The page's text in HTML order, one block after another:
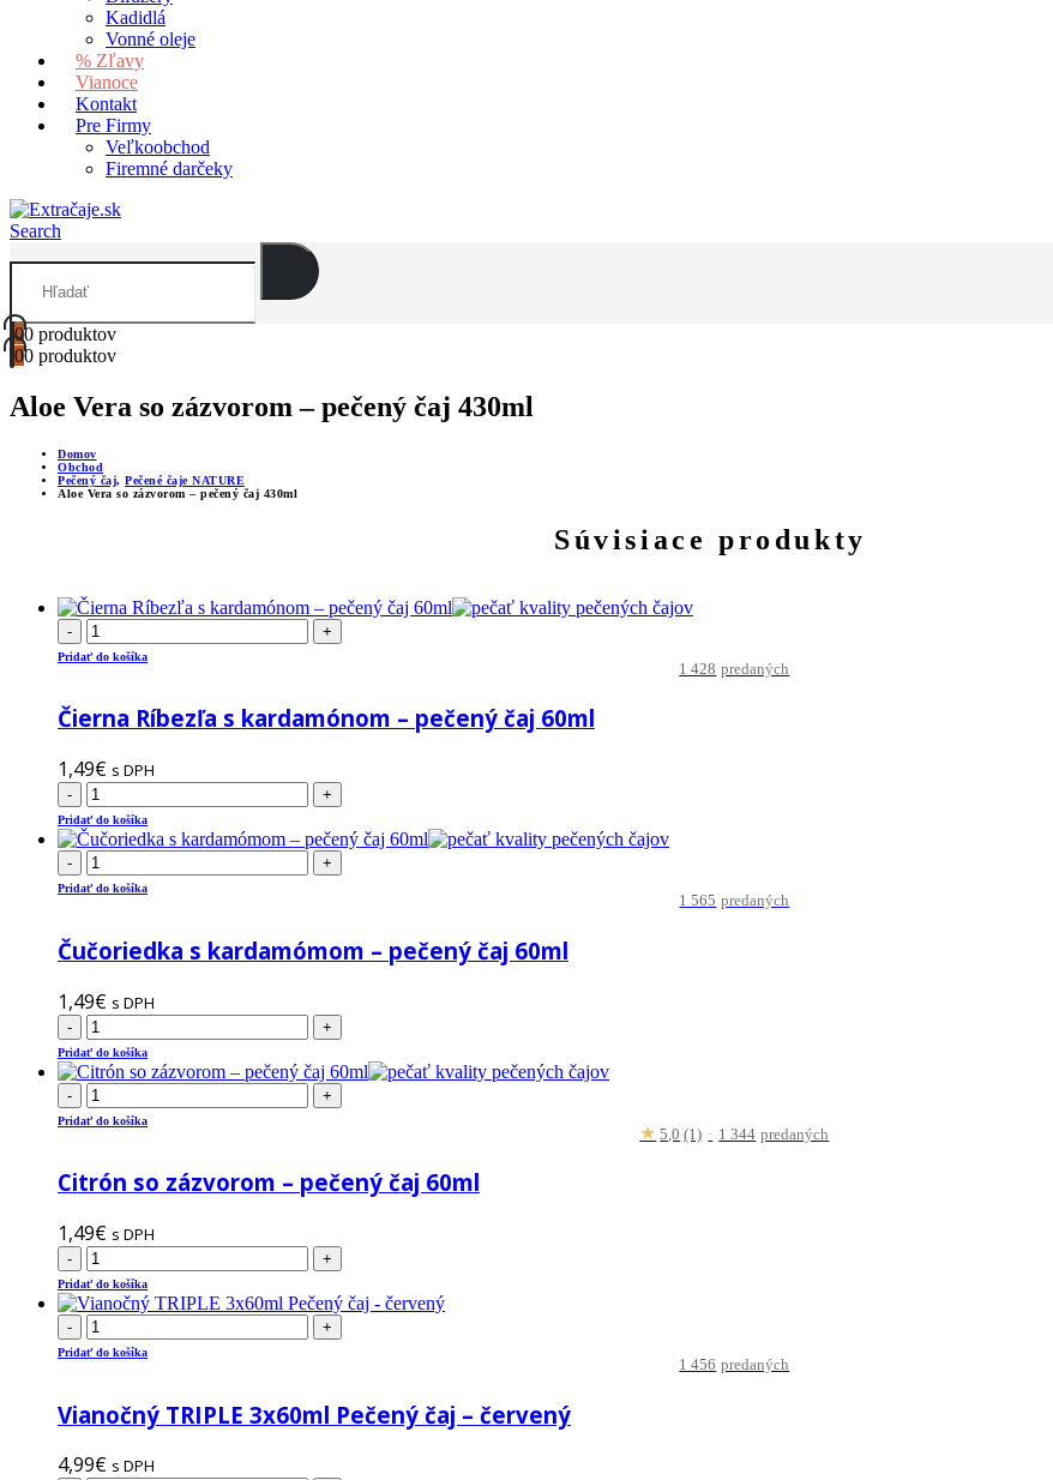
Kadidlá
Vonné oleje
% Zľavy
Vianoce
Kontakt
Pre Firmy
Veľkoobchod
Firemné darčeky
Search
00 produktov
00 produktov
Aloe Vera so zázvorom – pečený čaj 430ml
Domov
Obchod
Pečený čaj, Pečené čaje NATURE
Aloe Vera so zázvorom – pečený čaj 430ml
Súvisiace produkty
- +
Pridať do košíka
1 428 predaných
Čierna Ríbezľa s kardamónom – pečený čaj 60ml
1,49€ s DPH
- +
Pridať do košíka
- +
Pridať do košíka
1 565 predaných
Čučoriedka s kardamómom – pečený čaj 60ml
1,49€ s DPH
- +
Pridať do košíka
- +
Pridať do košíka
★ 5,0 (1) · 1 344 predaných
Citrón so zázvorom – pečený čaj 60ml
1,49€ s DPH
- +
Pridať do košíka
- +
Pridať do košíka
1 456 predaných
Vianočný TRIPLE 3x60ml Pečený čaj – červený
4,99€ s DPH